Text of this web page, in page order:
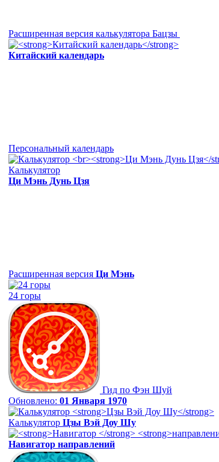
Расширенная версия калькулятора Бацзы
Китайский календарь
Персональный календарь
Калькулятор
Ци Мэнь Дунь Цзя
Расширенная версия Ци Мэнь
24 горы
Гид по Фэн Шуй
Обновлено: 01 Января 1970
Калькулятор Цзы Вэй Доу Шу
Навигатор направлений